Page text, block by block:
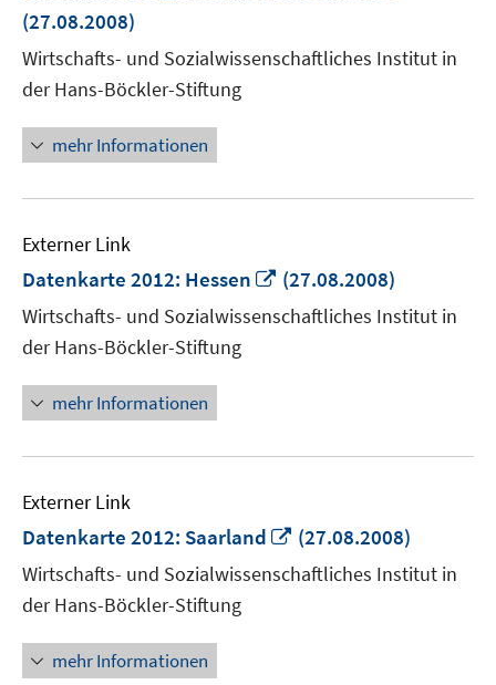
öffnen
(27.08.2008)
Wirtschafts- und Sozialwissenschaftliches Institut in
der Hans-Böckler-Stiftung
mehr Informationen
Externer Link
Datenkarte 2012: Hessen
In
neuem
Fenster
(27.08.2008)
Wirtschafts- und Sozialwissenschaftliches Institut in
der Hans-Böckler-Stiftung
mehr Informationen
Externer Link
Datenkarte 2012: Saarland
In
neuem
Fenster
(27.08.2008)
Wirtschafts- und Sozialwissenschaftliches Institut in
der Hans-Böckler-Stiftung
mehr Informationen